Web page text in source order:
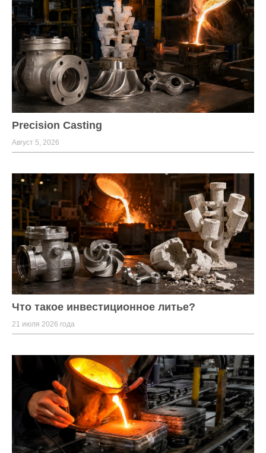
Precision Casting
Август 5, 2026
Что такое инвестиционное литье?
21 июля 2026 года